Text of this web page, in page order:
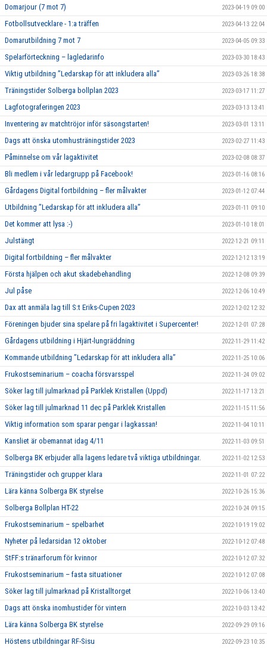
Domarjour (7 mot 7) 2023-04-19 09:00
Fotbollsutvecklare - 1:a träffen 2023-04-13 22:04
Domarutbildning 7 mot 7 2023-04-05 09:33
Spelarförteckning – lagledarinfo 2023-03-30 18:43
Viktig utbildning ”Ledarskap för att inkludera alla” 2023-03-26 18:38
Träningstider Solberga bollplan 2023 2023-03-17 11:27
Lagfotograferingen 2023 2023-03-13 13:41
Inventering av matchtröjor inför säsongstarten! 2023-03-01 13:11
Dags att önska utomhusträningstider 2023 2023-02-27 11:43
Påminnelse om vår lagaktivitet 2023-02-08 08:37
Bli medlem i vår ledargrupp på Facebook! 2023-01-16 08:16
Gårdagens Digital fortbildning – fler målvakter 2023-01-12 07:44
Utbildning ”Ledarskap för att inkludera alla” 2023-01-11 09:10
Det kommer att lysa :-) 2023-01-10 18:01
Julstängt 2022-12-21 09:11
Digital fortbildning – fler målvakter 2022-12-12 13:19
Första hjälpen och akut skadebehandling 2022-12-08 09:39
Jul påse 2022-12-06 10:49
Dax att anmäla lag till S:t Eriks-Cupen 2023 2022-12-02 12:32
Föreningen bjuder sina spelare på fri lagaktivitet i Supercenter! 2022-12-01 07:28
Gårdagens utbildning i Hjärt-lungräddning 2022-11-29 11:42
Kommande utbildning ”Ledarskap för att inkludera alla” 2022-11-25 10:06
Frukostseminarium – coacha försvarsspel 2022-11-24 09:02
Söker lag till julmarknad på Parklek Kristallen (Uppd) 2022-11-17 13:21
Söker lag till julmarknad 11 dec på Parklek Kristallen 2022-11-15 11:56
Viktig information som sparar pengar i lagkassan! 2022-11-04 10:11
Kansliet är obemannat idag 4/11 2022-11-03 09:51
Solberga BK erbjuder alla lagens ledare två viktiga utbildningar. 2022-11-02 12:53
Träningstider och grupper klara 2022-11-01 07:22
Lära känna Solberga BK styrelse 2022-10-26 15:36
Solberga Bollplan HT-22 2022-10-24 09:15
Frukostseminarium – spelbarhet 2022-10-19 19:02
Nyheter på ledarsidan 12 oktober 2022-10-12 07:48
StFF:s tränarforum för kvinnor 2022-10-12 07:32
Frukostseminarium – fasta situationer 2022-10-12 07:08
Söker lag till julmarknad på Kristalltorget 2022-10-06 13:40
Dags att önska inomhustider för vintern 2022-10-03 13:42
Lära känna Solberga BK styrelse 2022-09-29 09:16
Höstens utbildningar RF-Sisu 2022-09-23 10:35